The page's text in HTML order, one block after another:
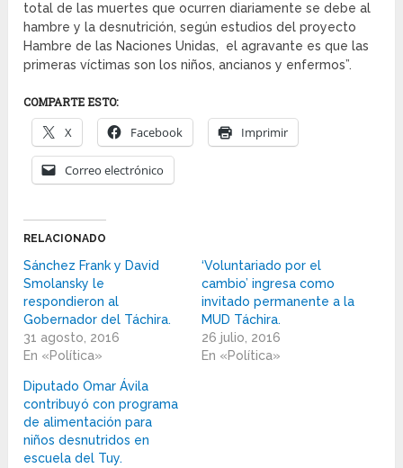
total de las muertes que ocurren diariamente se debe al
hambre y la desnutrición, según estudios del proyecto
Hambre de las Naciones Unidas, el agravante es que las
primeras víctimas son los niños, ancianos y enfermos”.
COMPARTE ESTO:
X Facebook Imprimir
Correo electrónico
RELACIONADO
Sánchez Frank y David
Smolansky le
respondieron al
Gobernador del Táchira.
31 agosto, 2016
En «Política»
‘Voluntariado por el
cambio’ ingresa como
invitado permanente a la
MUD Táchira.
26 julio, 2016
En «Política»
Diputado Omar Ávila
contribuyó con programa
de alimentación para
niños desnutridos en
escuela del Tuy.